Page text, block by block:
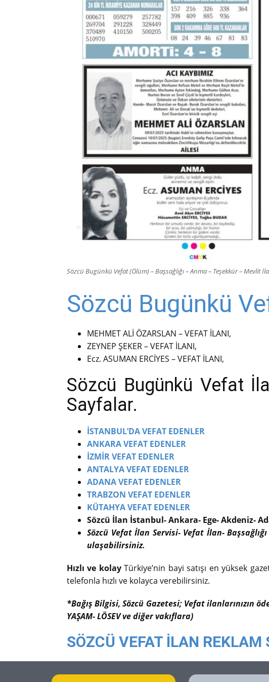
Sözcü Bugünkü Vefat (Ölüm) – Başsağlığı – Anma – Teşekkür – Mevlit
Sözcü Bugünkü
MEHMET ALİ ÖZARSLAN – VEFAT İLANI,
ZEYNEP ŞEKER – VEFAT İLANI,
Ecz. ASUMAN ERCİYES – VEFAT İLANI,
Sözcü Bugünkü Vefat
Sayfalar.
İSTANBUL’DA VEFAT EDENLER
ANKARA VEFAT EDENLER
İZMİR VEFAT EDENLER
ANTALYA VEFAT EDENLER
ADANA VEFAT EDENLER
TRABZON VEFAT EDENLER
KÜTAHYA VEFAT EDENLER
Sözcü İlan İstanbul- Ankara- Ege- Akdeniz-
Sözcü Vefat İlan Servisi- Vefat İlan-
ulaşabilirsiniz.
Hızlı ve kolayTürkiye’nin bayi satışı en yüksek
telefonla hızlı ve kolayca verebilirsiniz.
*Bağış Bilgisi, Sözcü Gazetesi; Vefat ilanlarınızın
YAŞAM- LÖSEV ve diğer vakıflara)
SÖZCÜ VEFAT İLAN REKLAM